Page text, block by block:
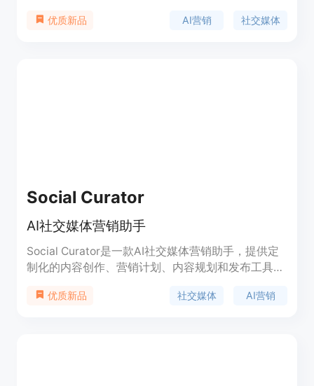
成、AI Meme制作等一系列功能。无需专业设计师，
优质新品 AI营销 社交媒体
Social Curator
AI社交媒体营销助手
Social Curator是一款AI社交媒体营销助手，提供定
制化的内容创作、营销计划、内容规划和发布工具，
以轻松创建适合您业务的内容，并使用营销计划增加
优质新品 社交媒体 AI营销